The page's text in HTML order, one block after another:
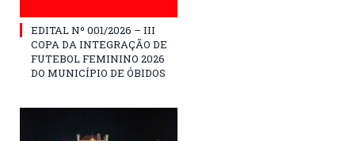
EDITAL Nº 001/2026 – III
COPA DA INTEGRAÇÃO DE
FUTEBOL FEMININO 2026
DO MUNICÍPIO DE ÓBIDOS